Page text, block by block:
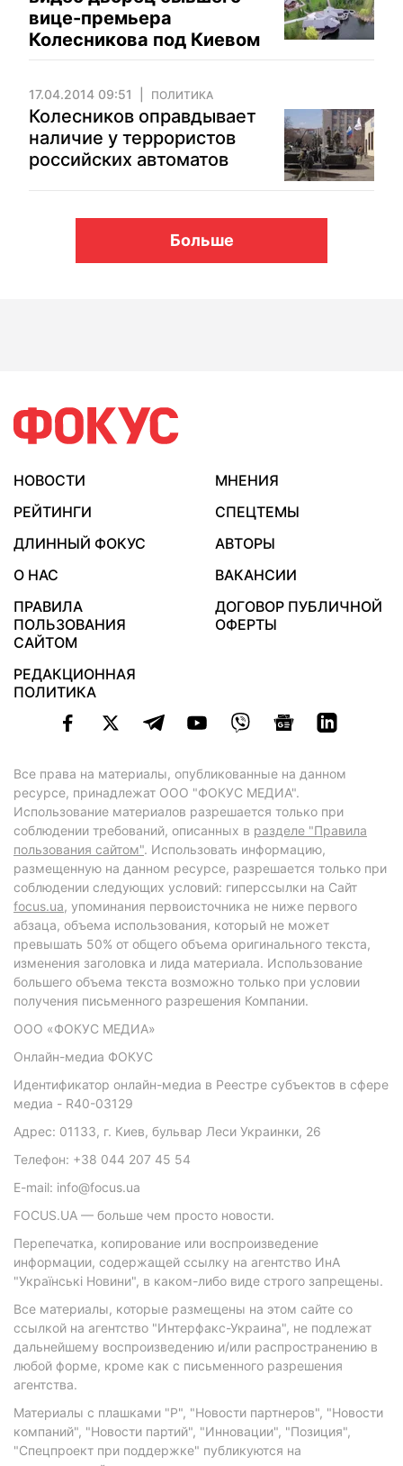
вице-премьера
Колесникова под Киевом
17.04.2014 09:51 ПОЛИТИКА
Колесников оправдывает
наличие у террористов
российских автоматов
Больше
НОВОСТИ
МНЕНИЯ
РЕЙТИНГИ
СПЕЦТЕМЫ
ДЛИННЫЙ ФОКУС
АВТОРЫ
О НАС
ВАКАНСИИ
ПРАВИЛА
ПОЛЬЗОВАНИЯ
САЙТОМ
ДОГОВОР ПУБЛИЧНОЙ
ОФЕРТЫ
РЕДАКЦИОННАЯ
ПОЛИТИКА
Все права на материалы, опубликованные на данном
ресурсе, принадлежат ООО "ФОКУС МЕДИА".
Использование материалов разрешается только при
соблюдении требований, описанных в разделе "Правила
пользования сайтом". Использовать информацию,
размещенную на данном ресурсе, разрешается только при
соблюдении следующих условий: гиперссылки на Сайт
focus.ua, упоминания первоисточника не ниже первого
абзаца, объема использования, который не может
превышать 50% от общего объема оригинального текста,
изменения заголовка и лида материала. Использование
большего объема текста возможно только при условии
получения письменного разрешения Компании.
ООО «ФОКУС МЕДИА»
Онлайн-медиа ФОКУС
Идентификатор онлайн-медиа в Реестре субъектов в сфере
медиа - R40-03129
Адрес: 01133, г. Киев, бульвар Леси Украинки, 26
Телефон: +38 044 207 45 54
E-mail: info@focus.ua
FOCUS.UA — больше чем просто новости.
Перепечатка, копирование или воспроизведение
информации, содержащей ссылку на агентство ИнА
"Українські Новини", в каком-либо виде строго запрещены.
Все материалы, которые размещены на этом сайте со
ссылкой на агентство "Интерфакс-Украина", не подлежат
дальнейшему воспроизведению и/или распространению в
любой форме, кроме как с письменного разрешения
агентства.
Материалы с плашками "Р", "Новости партнеров", "Новости
компаний", "Новости партий", "Инновации", "Позиция",
"Спецпроект при поддержке" публикуются на